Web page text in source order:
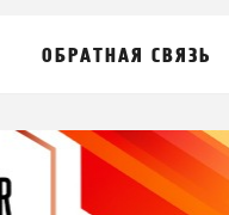
ОБРАТНАЯ СВЯЗЬ